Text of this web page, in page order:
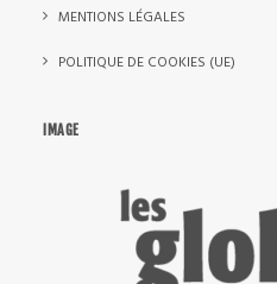
MENTIONS LÉGALES
POLITIQUE DE COOKIES (UE)
IMAGE